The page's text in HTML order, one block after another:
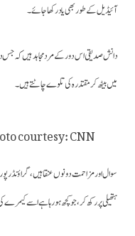
آئیڈیل کے طور بھی یاد رکھا جائے۔
دانش صدیقی اس دور کے مرد مجاہد ہیں کہ
میں بیٹھ کر مقتدرہ کی تلوے چاٹتے ہیں۔
courtesy: CNN
سوال اور مزاحمت دونوں عنقا ہیں، گراؤنڈ
ہتھیلی پر رکھ کر، جو کچھ ہورہا ہے اسے